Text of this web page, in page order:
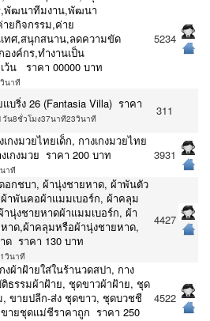
พัฒนาทีมงาน,พัฒนา
ยกิจกรรม,ค่าย
ทศ,สนุกสนาน,ลดความขัด
งค์กร,ทำงานเป็น
น ราคา 00000 บาท
นาที
5234
บริ่ง 26 (Fantasia Villa) ราคา
วัน8ชั่วโมง37นาที23วินาที
311
กงมวยไทยเด็ก, กางเกงมวยไทย
กงมวย ราคา 200 บาท
าที
3931
อกชบา, ผ้านุ่งชายหาด, ผ้าพันตัว
าพันคอผ้าแมมเบอร์ก, ผ้าคลุม
นุ่งชายหาดผ้าแมมเบอร์ก, ผ้า
าด,ผ้าคลุมหรือผ้านุ่งชายหาด,
ด ราคา 130 บาท
วินาที
4427
งผ้าฝ้ายใส่ในร้านวดสปา, กาง
ติธรรมผ้าฝ้าย, ชุดขาวผ้าฝ้าย, ชุด
ขายปลีก-ส่ง ชุดขาว, ชุดบวชชี
ยชุดแม่ชีราคาถูก ราคา 250
4522